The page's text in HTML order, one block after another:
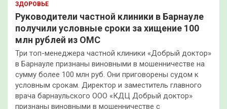
ЗДОРОВЬЕ
Руководители частной клиники в Барнауле
получили условные сроки за хищение 100
млн рублей из ОМС
Три топ-менеджера частной клиники «Добрый доктор»
в Барнауле признаны виновными в мошенничестве на
сумму более 100 млн руб. Они приговорены судом к
условным срокам. Директор и заместитель главного
врача барнаульского ООО «КДЦ Добрый доктор»
признаны виновными в мошенничестве с